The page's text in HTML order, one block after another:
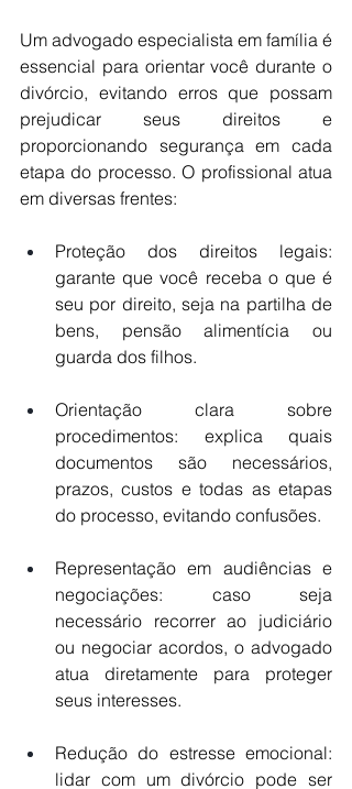
Um advogado especialista em família é
essencial para orientar você durante o
divórcio, evitando erros que possam
prejudicar seus direitos e
proporcionando segurança em cada
etapa do processo. O profissional atua
em diversas frentes:
Proteção dos direitos legais:
garante que você receba o que é
seu por direito, seja na partilha de
bens, pensão alimentícia ou
guarda dos filhos.
Orientação clara sobre
procedimentos: explica quais
documentos são necessários,
prazos, custos e todas as etapas
do processo, evitando confusões.
Representação em audiências e
negociações: caso seja
necessário recorrer ao judiciário
ou negociar acordos, o advogado
atua diretamente para proteger
seus interesses.
Redução do estresse emocional:
lidar com um divórcio pode ser